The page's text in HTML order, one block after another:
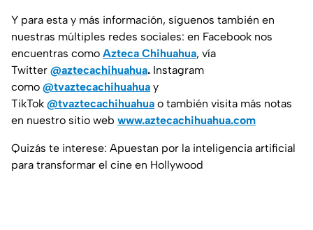
Y para esta y más información, síguenos también en
nuestras múltiples redes sociales: en Facebook nos
encuentras como Azteca Chihuahua, vía
Twitter @aztecachihuahua. Instagram
como @tvaztecachihuahua y
TikTok @tvaztecachihuahua o también visita más notas
en nuestro sitio web www.aztecachihuahua.com
Quizás te interese: Apuestan por la inteligencia artificial
para transformar el cine en Hollywood